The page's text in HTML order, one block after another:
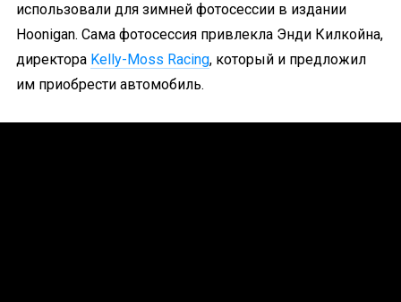
использовали для зимней фотосессии в издании
Hoonigan. Сама фотосессия привлекла Энди Килкойна,
директора Kelly-Moss Racing, который и предложил
им приобрести автомобиль.